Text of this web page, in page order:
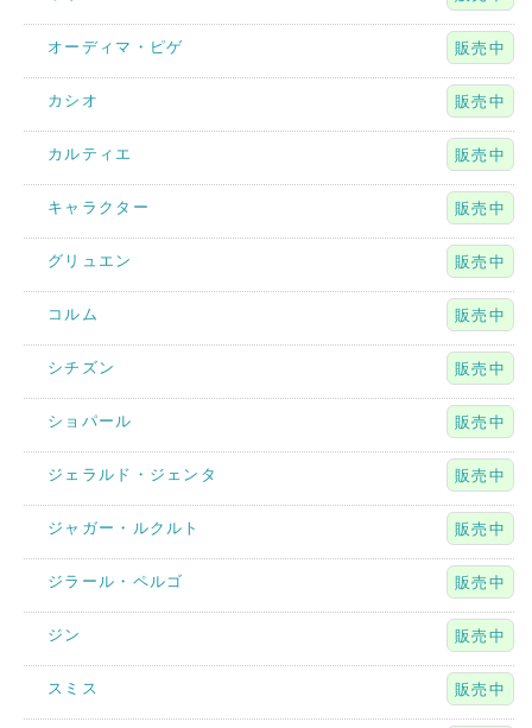
オーディマ・ピゲ 販売中
カシオ 販売中
カルティエ 販売中
キャラクター 販売中
グリュエン 販売中
コルム 販売中
シチズン 販売中
ショパール 販売中
ジェラルド・ジェンタ 販売中
ジャガー・ルクルト 販売中
ジラール・ペルゴ 販売中
ジン 販売中
スミス 販売中